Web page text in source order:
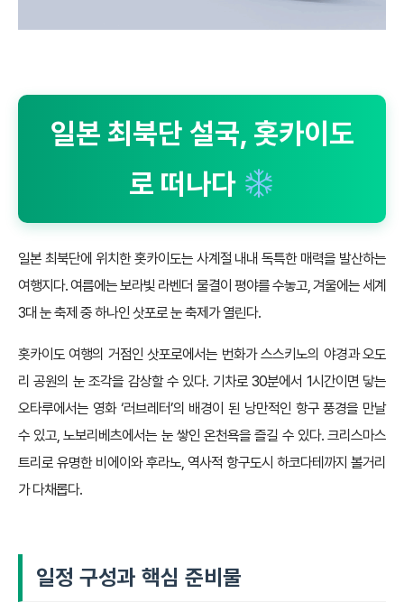
일본 최북단 설국, 홋카이도
로 떠나다
일본 최북단에 위치한 홋카이도는 사계절 내내 독특한 매력을 발산하는
여행지다. 여름에는 보라빛 라벤더 물결이 평야를 수놓고, 겨울에는 세계
3대 눈 축제 중 하나인 삿포로 눈 축제가 열린다.
홋카이도 여행의 거점인 삿포로에서는 번화가 스스키노의 야경과 오도
리 공원의 눈 조각을 감상할 수 있다. 기차로 30분에서 1시간이면 닿는
오타루에서는 영화 ‘러브레터’의 배경이 된 낭만적인 항구 풍경을 만날
수 있고, 노보리베츠에서는 눈 쌓인 온천욕을 즐길 수 있다. 크리스마스
트리로 유명한 비에이와 후라노, 역사적 항구도시 하코다테까지 볼거리
가 다채롭다.
일정 구성과 핵심 준비물